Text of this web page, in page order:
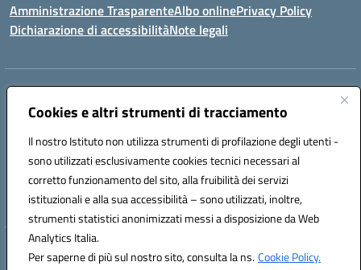
Cookies e altri strumenti di tracciamento
Il nostro Istituto non utilizza strumenti di profilazione degli utenti -
sono utilizzati esclusivamente cookies tecnici necessari al
corretto funzionamento del sito, alla fruibilità dei servizi
istituzionali e alla sua accessibilità – sono utilizzati, inoltre,
strumenti statistici anonimizzati messi a disposizione da Web
Analytics Italia.
Per saperne di più sul nostro sito, consulta la ns.Cookie Policy.
Amministrazione TrasparenteAlbo onlinePrivacy Policy
Dichiarazione di accessibilitàNote legali
Centralino:
Posta elettronica certificata (PEC):tpis02200a@pec.istruzione.it
Codice fiscale: 93066580817
Codice meccanografico:TPIS02200A
VIA CESARÒ, 36 - 91016 ERICE - CASA SANTA (TP)
Telefono: 0923569559
Hosting & Powered by 3D Solution S.r.l.